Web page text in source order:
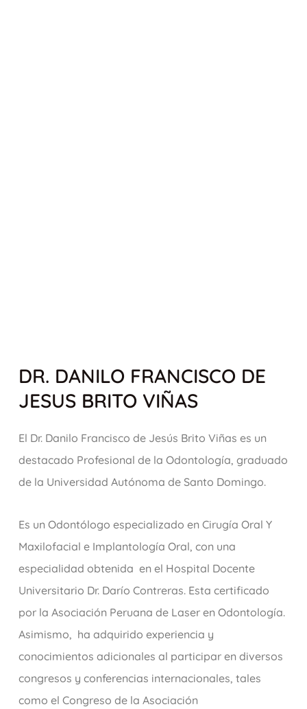
DR. DANILO FRANCISCO DE
JESUS BRITO VIÑAS
El Dr. Danilo Francisco de Jesús Brito Viñas es un
destacado Profesional de la Odontología, graduado
de la Universidad Autónoma de Santo Domingo.
Es un Odontólogo especializado en Cirugía Oral Y
Maxilofacial e Implantología Oral, con una
especialidad obtenida en el Hospital Docente
Universitario Dr. Darío Contreras. Esta certificado
por la Asociación Peruana de Laser en Odontología.
Asimismo, ha adquirido experiencia y
conocimientos adicionales al participar en diversos
congresos y conferencias internacionales, tales
como el Congreso de la Asociación